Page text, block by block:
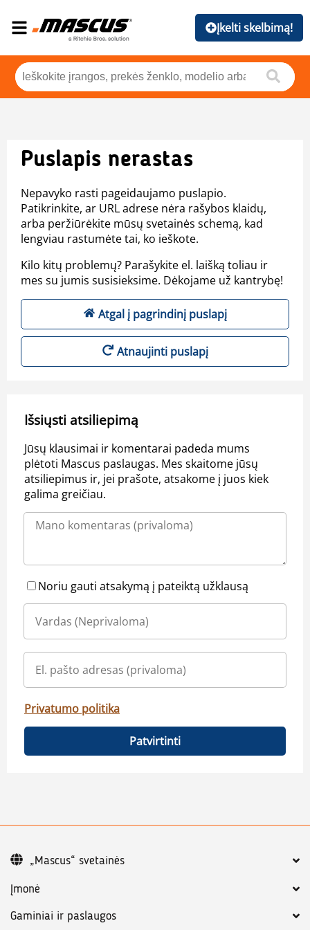
Įkelti skelbimą!
Puslapis nerastas
Nepavyko rasti pageidaujamo puslapio.
Patikrinkite, ar URL adrese nėra rašybos klaidų,
arba peržiūrėkite mūsų svetainės schemą, kad
lengviau rastumėte tai, ko ieškote.
Kilo kitų problemų? Parašykite el. laišką toliau ir
mes su jumis susisieksime. Dėkojame už kantrybę!
Atgal į pagrindinį puslapį
Atnaujinti puslapį
Išsiųsti atsiliepimą
Jūsų klausimai ir komentarai padeda mums
plėtoti Mascus paslaugas. Mes skaitome jūsų
atsiliepimus ir, jei prašote, atsakome į juos kiek
galima greičiau.
Noriu gauti atsakymą į pateiktą užklausą
Privatumo politika
Patvirtinti
Įmonė
Gaminiai ir paslaugos
„Mascus“ svetainės